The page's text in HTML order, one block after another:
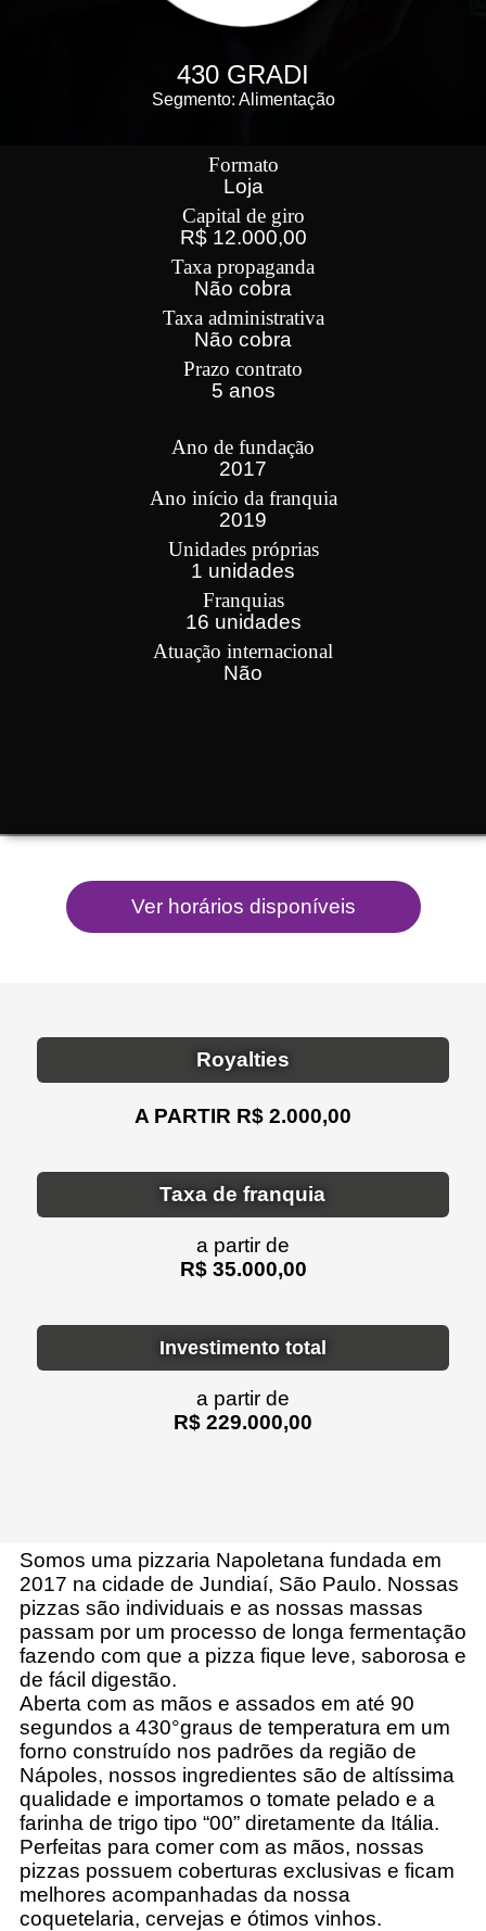
430 GRADI
Segmento: Alimentação
Formato
Loja
Capital de giro
R$ 12.000,00
Taxa propaganda
Não cobra
Taxa administrativa
Não cobra
Prazo contrato
5 anos
Ano de fundação
2017
Ano início da franquia
2019
Unidades próprias
1 unidades
Franquias
16 unidades
Atuação internacional
Não
Royalties
A PARTIR R$ 2.000,00
Taxa de franquia
a partir de
R$ 35.000,00
Investimento total
a partir de
R$ 229.000,00
Somos uma pizzaria Napoletana fundada em
2017 na cidade de Jundiaí, São Paulo. Nossas
pizzas são individuais e as nossas massas
passam por um processo de longa fermentação
fazendo com que a pizza fique leve, saborosa e
de fácil digestão.
Aberta com as mãos e assados em até 90
segundos a 430°graus de temperatura em um
forno construído nos padrões da região de
Nápoles, nossos ingredientes são de altíssima
qualidade e importamos o tomate pelado e a
farinha de trigo tipo “00” diretamente da Itália.
Perfeitas para comer com as mãos, nossas
pizzas possuem coberturas exclusivas e ficam
melhores acompanhadas da nossa
coquetelaria, cervejas e ótimos vinhos.